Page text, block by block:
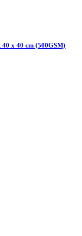
x 40 cm (500GSM)